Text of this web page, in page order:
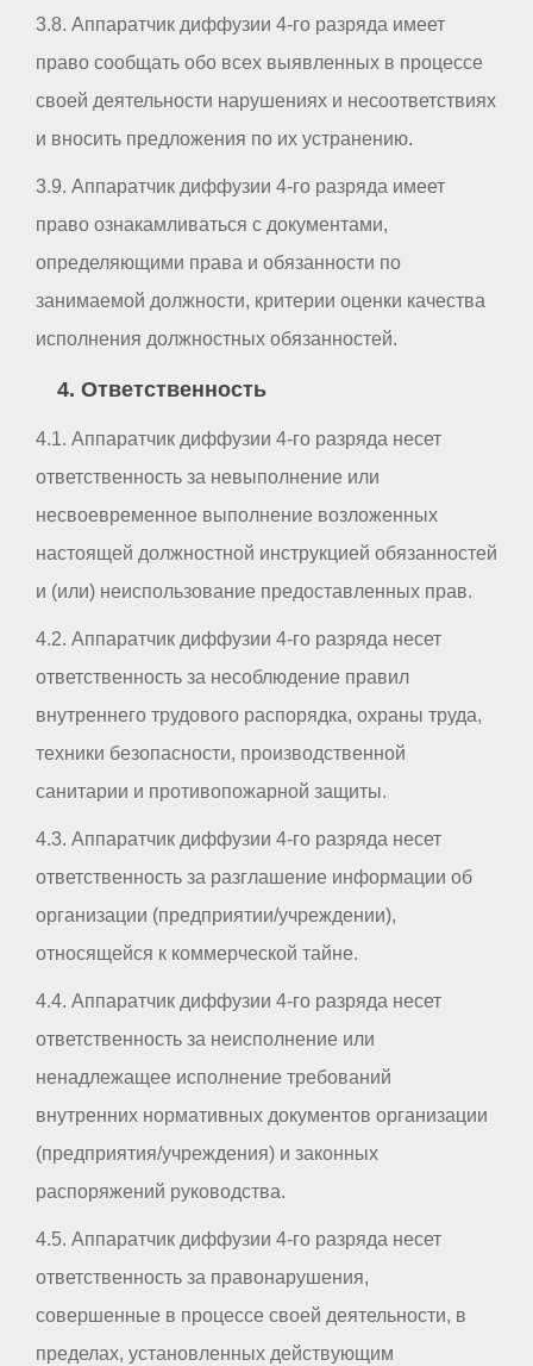
3.8. Аппаратчик диффузии 4-го разряда имеет
право сообщать обо всех выявленных в процессе
своей деятельности нарушениях и несоответствиях
и вносить предложения по их устранению.
3.9. Аппаратчик диффузии 4-го разряда имеет
право ознакамливаться с документами,
определяющими права и обязанности по
занимаемой должности, критерии оценки качества
исполнения должностных обязанностей.
4. Ответственность
4.1. Аппаратчик диффузии 4-го разряда несет
ответственность за невыполнение или
несвоевременное выполнение возложенных
настоящей должностной инструкцией обязанностей
и (или) неиспользование предоставленных прав.
4.2. Аппаратчик диффузии 4-го разряда несет
ответственность за несоблюдение правил
внутреннего трудового распорядка, охраны труда,
техники безопасности, производственной
санитарии и противопожарной защиты.
4.3. Аппаратчик диффузии 4-го разряда несет
ответственность за разглашение информации об
организации (предприятии/учреждении),
относящейся к коммерческой тайне.
4.4. Аппаратчик диффузии 4-го разряда несет
ответственность за неисполнение или
ненадлежащее исполнение требований
внутренних нормативных документов организации
(предприятия/учреждения) и законных
распоряжений руководства.
4.5. Аппаратчик диффузии 4-го разряда несет
ответственность за правонарушения,
совершенные в процессе своей деятельности, в
пределах, установленных действующим